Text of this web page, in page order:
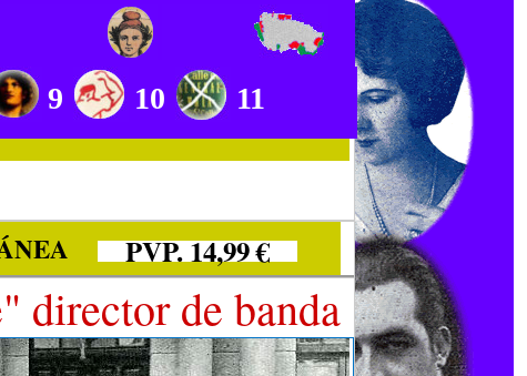
9 10 11
PVP. 14,99 €
director de banda